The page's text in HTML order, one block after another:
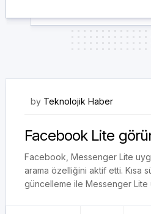
by Teknolojik Haber
Facebook Lite
Facebook, Messenger Lite
arama özelliğini aktif etti. Kısa
güncelleme ile Messenger Lite